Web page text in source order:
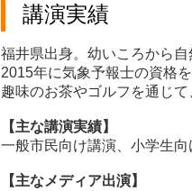
講演実績
福井県出身。幼いころから
2015年に気象予報士の資格
趣味のお茶やゴルフを通じ
【主な講演実績】
一般市民向け講演、小学生向
【主なメディア出演】